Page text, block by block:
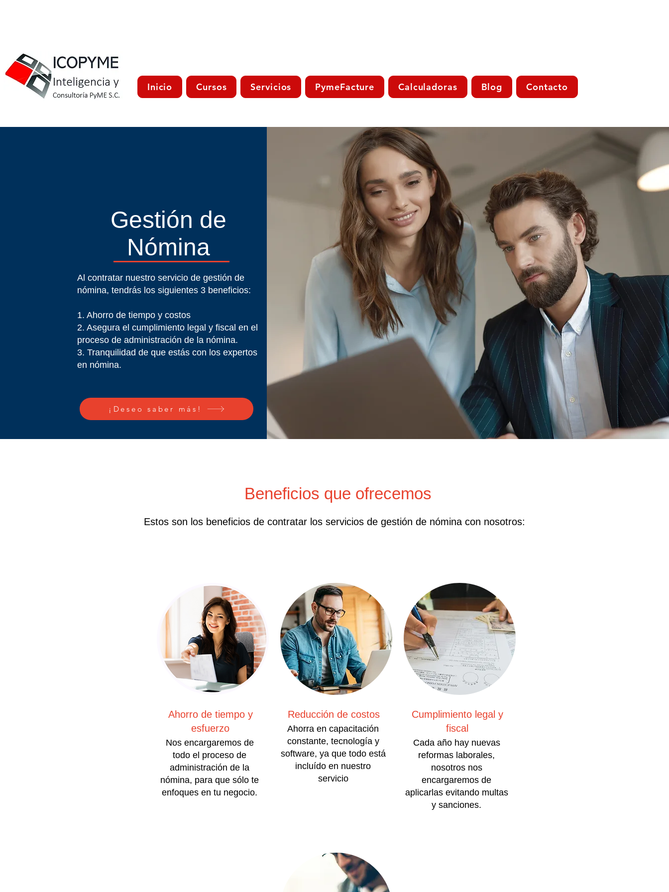
Inicio Cursos Servicios PymeFacture Calculadoras Blog Contacto
Gestión de
Nómina
Al contratar nuestro servicio de gestión de
nómina, tendrás los siguientes 3 beneficios:
1. Ahorro de tiempo y costos
2. Asegura el cumplimiento legal y fiscal en el
proceso de administración de la nómina.
3. Tranquilidad de que estás con los expertos
en nómina.
¡Deseo saber más!
Beneficios que ofrecemos
Estos son los beneficios de contratar los servicios de gestión de nómina con nosotros:
Ahorro de tiempo y
esfuerzo
Nos encargaremos de
todo el proceso de
administración de la
nómina, para que sólo te
enfoques en tu negocio.
Reducción de costos
Ahorra en capacitación
constante, tecnología y
software, ya que todo está
incluído en nuestro
servicio
Cumplimiento legal y
fiscal
Cada año hay nuevas
reformas laborales,
nosotros nos
encargaremos de
aplicarlas evitando multas
y sanciones.